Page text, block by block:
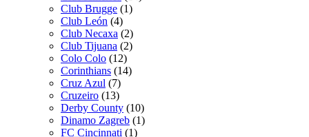
Club Brugge (1)
Club León (4)
Club Necaxa (2)
Club Tijuana (2)
Colo Colo (12)
Corinthians (14)
Cruz Azul (7)
Cruzeiro (13)
Derby County (10)
Dinamo Zagreb (1)
FC Cincinnati (1)